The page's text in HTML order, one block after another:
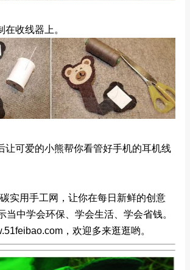
收线器上。
让可爱的小熊帮你看管好手机的耳机线
实用手工网，让你在每日新鲜的创意
当中学会环保、学会生活、学会省钱。
，欢迎多来逛逛哟。